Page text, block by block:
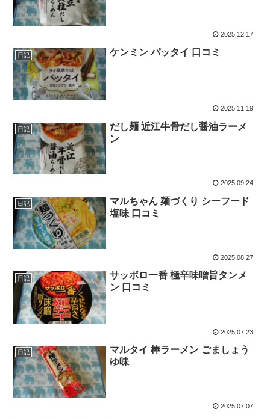
2025.12.17
日記 ケンミン パッタイ 口コミ
2025.11.19
日記
だし麺 近江牛骨だし醤油ラーメ
ン
2025.09.24
日記
マルちゃん 麺づくり シーフード
塩味 口コミ
2025.08.27
日記
サッポロ一番 極辛味噌旨タンメ
ン 口コミ
2025.07.23
日記
マルタイ 棒ラーメン ごましょう
ゆ味
2025.07.07